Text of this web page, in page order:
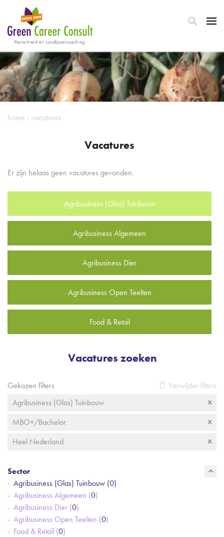
home › vacatures
Vacatures
Er zijn helaas geen vacatures gevonden.
Agribusiness (Glas) Tuinbouw
Agribusiness Algemeen
Agribusiness Dier
Agribusiness Open Teelten
Food & Retail
Vacatures zoeken
Gekozen filters
Verwijder filters
Agribusiness (Glas) Tuinbouw
MBO+/Bachelor
Heel Nederland
Sector
Agribusiness (Glas) Tuinbouw (0)
Agribusiness Algemeen (0)
Agribusiness Dier (0)
Agribusiness Open Teelten (0)
Food & Retail (0)